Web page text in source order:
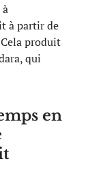
à partir de
produit
qui
en